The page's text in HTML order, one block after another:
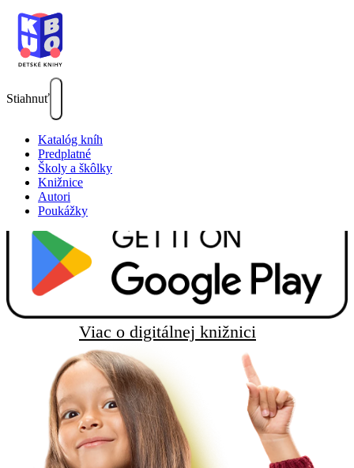
Stiahnuť
Katalóg kníh
Predplatné
Školy a škôlky
Knižnice
Autori
Poukážky
Nekonečné
všetky deti
Tisícky príbehov a encyklopédií na jeden klik.
Viac o digitálnej knižnici